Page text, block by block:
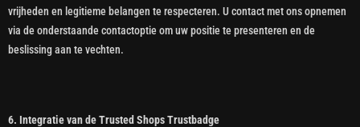
vrijheden en legitieme belangen te respecteren. U contact met ons opnemen
via de onderstaande contactoptie om uw positie te presenteren en de
beslissing aan te vechten.
6. Integratie van de Trusted Shops Trustbadge